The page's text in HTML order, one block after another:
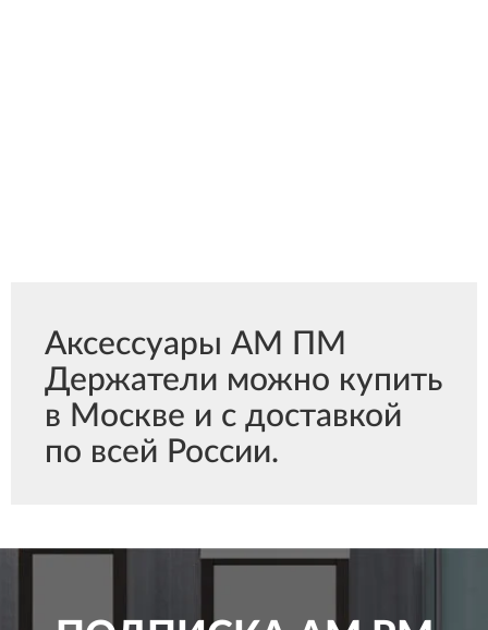
Аксессуары АМ ПМ
Держатели можно купить
в Москве и с доставкой
по всей России.